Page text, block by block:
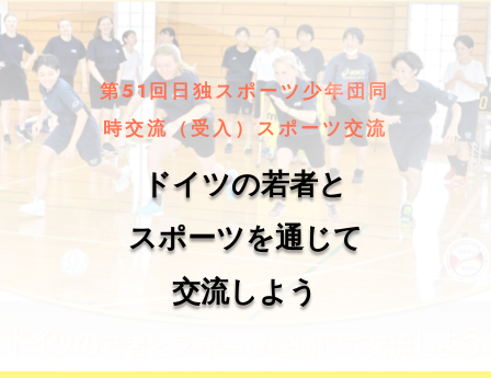
第51回日独スポーツ少年団同
時交流（受入）スポーツ交流
ドイツの若者と
スポーツを通じて
交流しよう